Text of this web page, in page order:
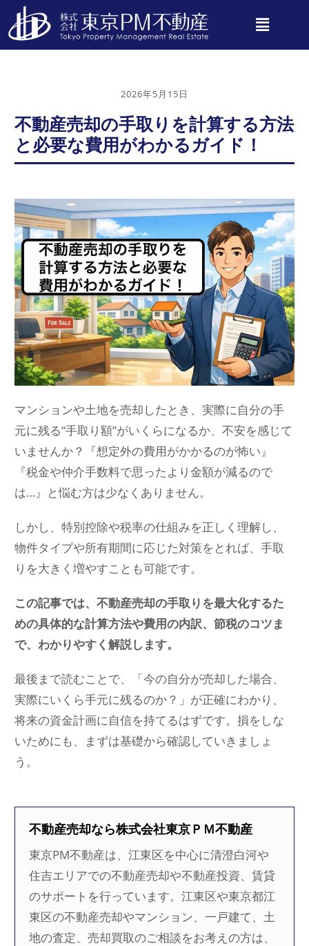
2026年5月15日
不動産売却の手取りを計算する方法
と必要な費用がわかるガイド！
マンションや土地を売却したとき、実際に自分の手
元に残る“手取り額”がいくらになるか、不安を感じて
いませんか？『想定外の費用がかかるのが怖い』
『税金や仲介手数料で思ったより金額が減るので
は…』と悩む方は少なくありません。
しかし、特別控除や税率の仕組みを正しく理解し、
物件タイプや所有期間に応じた対策をとれば、手取
りを大きく増やすことも可能です。
この記事では、不動産売却の手取りを最大化するた
めの具体的な計算方法や費用の内訳、節税のコツま
で、わかりやすく解説します。
最後まで読むことで、「今の自分が売却した場合、
実際にいくら手元に残るのか？」が正確にわかり、
将来の資金計画に自信を持てるはずです。損をしな
いためにも、まずは基礎から確認していきましょ
う。
不動産売却なら株式会社東京ＰＭ不動産
東京PM不動産は、江東区を中心に清澄白河や
住吉エリアでの不動産売却や不動産投資、賃貸
のサポートを行っています。江東区や東京都江
東区の不動産売却やマンション、一戸建て、土
地の査定、売却買取のご相談をお考えの方は、